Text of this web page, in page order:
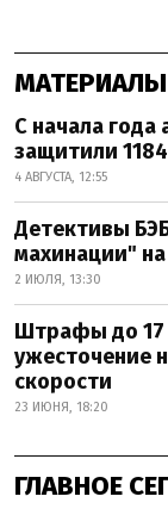
С начала
защитили
4 АВГУСТА, 12:55
Детективы
махинации"
2 ИЮЛЯ, 13:30
Штрафы до 17
ужесточение
скорости
23 ИЮНЯ, 18:20
ГЛАВНОЕ